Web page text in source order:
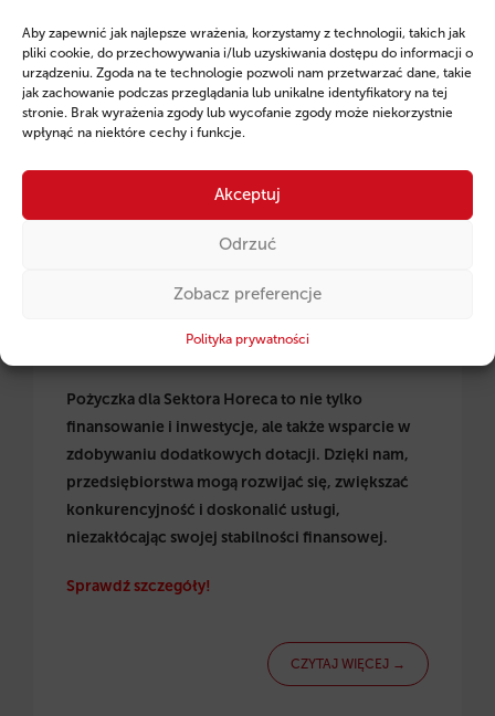
Aby zapewnić jak najlepsze wrażenia, korzystamy z technologii, takich jak
pliki cookie, do przechowywania i/lub uzyskiwania dostępu do informacji o
urządzeniu. Zgoda na te technologie pozwoli nam przetwarzać dane, takie
jak zachowanie podczas przeglądania lub unikalne identyfikatory na tej
stronie. Brak wyrażenia zgody lub wycofanie zgody może niekorzystnie
wpłynąć na niektóre cechy i funkcje.
Akceptuj
Odrzuć
Zobacz preferencje
Polityka prywatności
Odkryj elastyczne finansowanie bieżące i
inwestycyjne dla branży Horeca.
Pożyczka dla Sektora Horeca to nie tylko
finansowanie i inwestycje, ale także wsparcie w
zdobywaniu dodatkowych dotacji. Dzięki nam,
przedsiębiorstwa mogą rozwijać się, zwiększać
konkurencyjność i doskonalić usługi,
niezakłócając swojej stabilności finansowej.
Sprawdź szczegóły!
CZYTAJ WIĘCEJ →